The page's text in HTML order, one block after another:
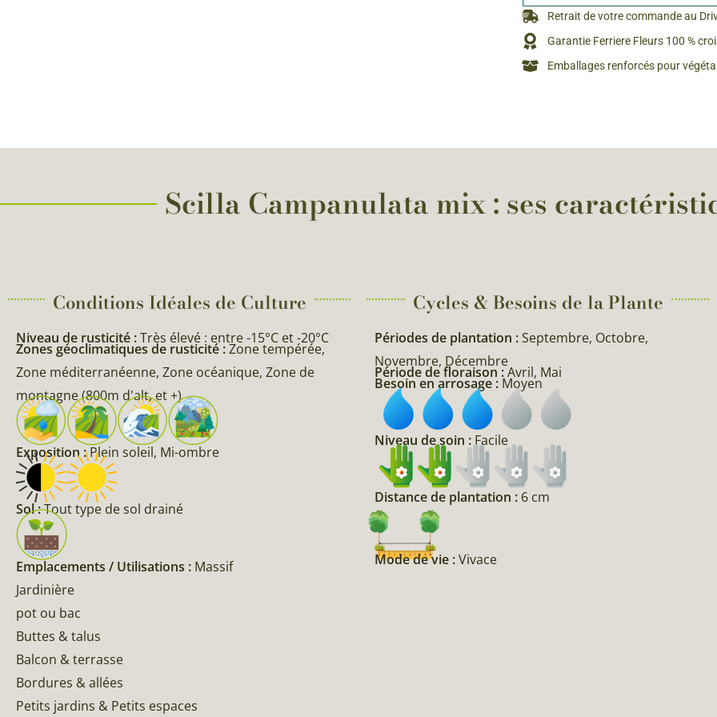
d’Antan
Bulbes
Retrait de votre commande au
Garantie Ferriere Fleurs 100 %
Emballages renforcés pour
Scilla Campanulata mix : ses
Conditions Idéales de Culture
Niveau de rusticité :Très élevé : entre -15°C et -20°C
Zones géoclimatiques de rusticité :Zone tempérée,
Zone méditerranéenne, Zone océanique, Zone de
montagne (800m d'alt, et +)
Exposition :Plein soleil, Mi-ombre
Sol :Tout type de sol drainé
Emplacements / Utilisations : Massif
Jardinière
pot ou bac
Buttes & talus
Balcon & terrasse
Bordures & allées
Petits jardins & Petits espaces
Cycles & Besoins de la Plante​
Périodes de plantation :Septembre, Octobre,
Novembre, Décembre
Période de floraison :Avril, Mai
Besoin en arrosage : Moyen
Niveau de soin :Facile
Distance de plantation : 6 cm
Mode de vie :Vivace